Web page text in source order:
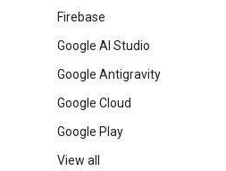
Firebase
Google AI Studio
Google Antigravity
Google Cloud
Google Play
View all